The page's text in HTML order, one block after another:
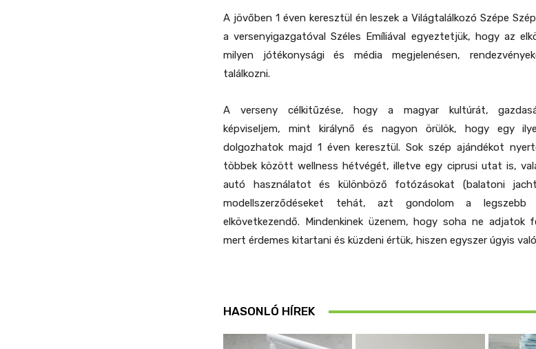
A jövőben 1 éven keresztül én leszek a Világtalálkozó Szépe
a versenyigazgatóval Széles Emíliával egyeztetjük, hogy az
milyen jótékonysági és média megjelenésen,
találkozni.
A verseny célkitűzése, hogy a magyar kultúrát,
képviseljem, mint királynő és nagyon örülök, hogy egy
dolgozhatok majd 1 éven keresztül. Sok szép ajándékot
többek között wellness hétvégét, illetve egy ciprusi utat is,
autó használatot és különböző fotózásokat (balatoni
modellszerződéseket tehát, azt gondolom a
elkövetkezendő. Mindenkinek üzenem, hogy soha ne adjatok
mert érdemes kitartani és küzdeni értük, hiszen egyszer úgyis
HASONLÓ HÍREK